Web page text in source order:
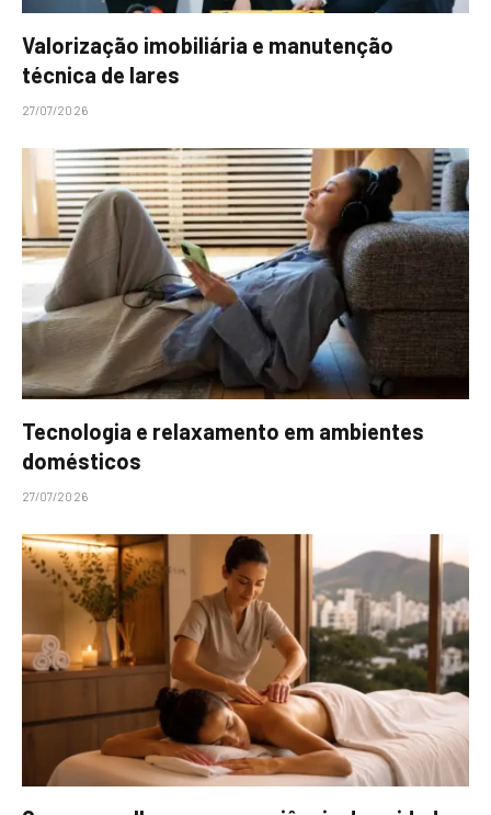
Valorização imobiliária e manutenção
técnica de lares
27/07/2026
Tecnologia e relaxamento em ambientes
domésticos
27/07/2026